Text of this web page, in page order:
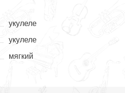
укулеле
укулеле
мягкий